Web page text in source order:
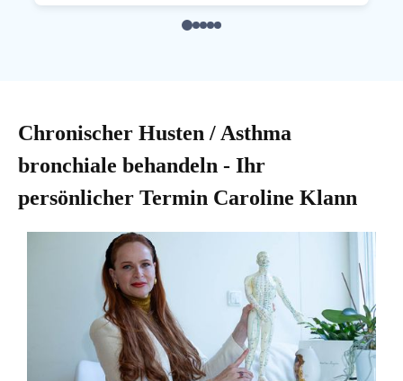
Chronischer Husten / Asthma
bronchiale behandeln - Ihr
persönlicher Termin Caroline Klann